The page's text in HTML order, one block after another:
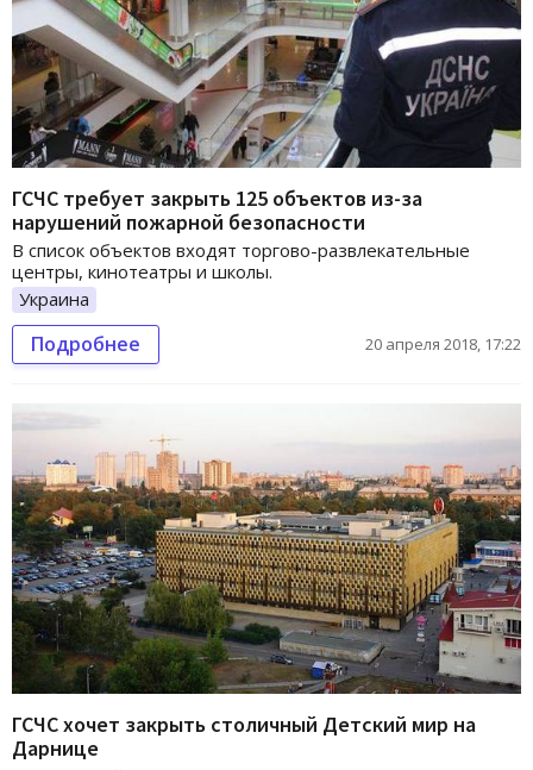
ГСЧС требует закрыть 125 объектов из-за
нарушений пожарной безопасности
В список объектов входят торгово-развлекательные
центры, кинотеатры и школы.
Украина
Подробнее 20 апреля 2018, 17:22
ГСЧС хочет закрыть столичный Детский мир на
Дарнице